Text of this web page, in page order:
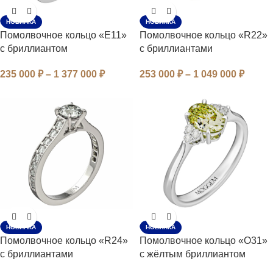
НОВИНКА
Помолвочное кольцо «E11»
с бриллиантом
235 000 ₽ – 1 377 000 ₽
НОВИНКА
Помолвочное кольцо «R22»
с бриллиантами
253 000 ₽ – 1 049 000 ₽
НОВИНКА
Помолвочное кольцо «R24»
с бриллиантами
НОВИНКА
Помолвочное кольцо «O31»
с жёлтым бриллиантом